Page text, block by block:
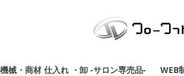
械・商材 仕入れ ・卸 -サロン専売品- WEB